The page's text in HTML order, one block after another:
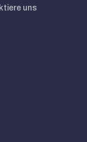
uns